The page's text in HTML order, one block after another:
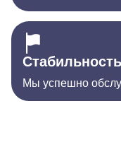
Стабильность
Мы успешно